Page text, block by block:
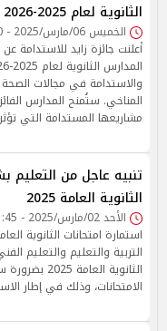
الثانوية لعام 2025-2026
الخميس 06/مارس/2025 - 02:10 ص
أعلنت جائزة زايد للاستدامة
والاستدامة في مجالات الصحة
المناخي. ستُمنح المدارس
مشاريعها المستدامة التي
تنبيه عاجل من التعليم
الثانوية العامة 2025
الأحد 02/مارس/2025 - 11:45 م
التربية والتعليم والتعليم
الثانوية
الامتحانات، وذلك في إطار